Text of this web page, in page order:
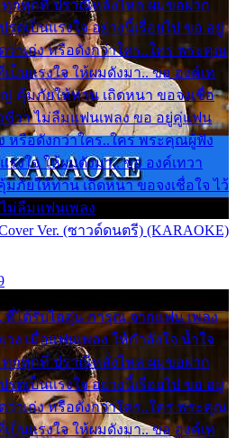
ทุกทุกที่ ปราณีหลั่งไหล ผมขอฝาก
รดเป็นแรงใจ อย่างนี้เรื่อยไป ขอ อยู่
ว่าเก่ง หรือดังกว่าใคร..ใคร พระคุณ
ป็นแรงใจ ให้ผมดังมา.. ขอ องค์เท
คุ้มภัยให้ท่าน เถิดหนา ขอจงเชื่อ
ชีวา ไม่ลืมแฟนเพลง ขอ อยู่คู่แฟน
หรือดังกว่าใคร..ใคร พระคุณผู้ฟัง
งใจ ให้ผมดังมา.. ขอ องค์เทวา
ภัยให้ท่าน เถิดหนา ขอจงเชื่อใจ ไว้
ม่ลืมแฟนเพลง
Ver. (ซาวด์ดนตรี) (KARAOKE)
ได้รับไออุ่น การุณ จากแฟน เพลง
ง เมื่อแฟนเพลง ให้กำลังใจ น้ำใจ
ทุกทุกที่ ปราณีหลั่งไหล ผมขอฝาก
รดเป็นแรงใจ อย่างนี้เรื่อยไป ขอ อยู่
ว่าเก่ง หรือดังกว่าใคร..ใคร พระคุณ
ป็นแรงใจ ให้ผมดังมา.. ขอ องค์เท